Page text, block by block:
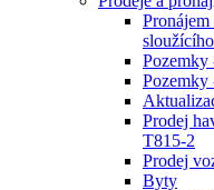
Pozemky
Pozemky
Prodej
T815-2
Prodej
Byty